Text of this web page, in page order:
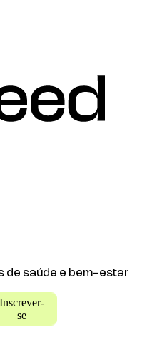
de saúde e bem-estar